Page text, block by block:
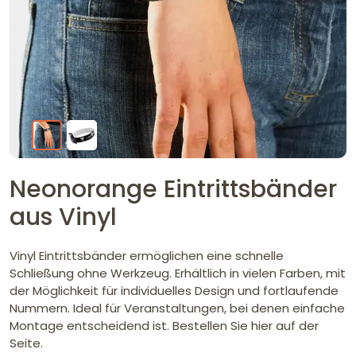
Neonorange Eintrittsbänder
aus Vinyl
Vinyl Eintrittsbänder ermöglichen eine schnelle
Schließung ohne Werkzeug. Erhältlich in vielen Farben, mit
der Möglichkeit für individuelles Design und fortlaufende
Nummern. Ideal für Veranstaltungen, bei denen einfache
Montage entscheidend ist. Bestellen Sie hier auf der
Seite.